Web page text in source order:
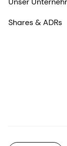
Shares & ADRs